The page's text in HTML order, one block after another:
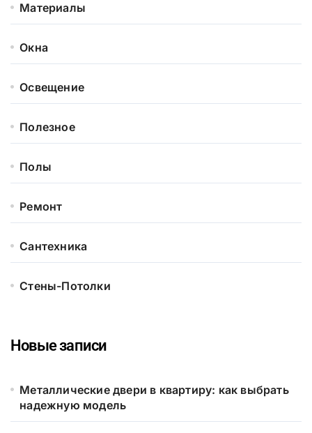
Материалы
Окна
Освещение
Полезное
Полы
Ремонт
Сантехника
Стены-Потолки
Новые записи
Металлические двери в квартиру: как выбрать
надежную модель